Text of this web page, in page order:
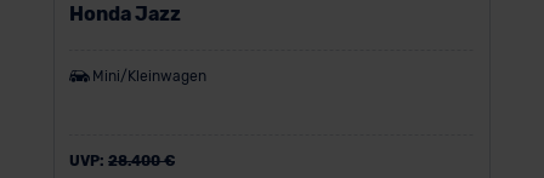
Honda Jazz
Mini/Kleinwagen
UVP: 28.400 €